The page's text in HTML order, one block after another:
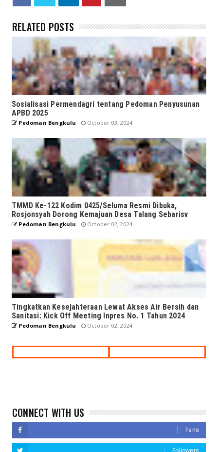
RELATED POSTS
Sosialisasi Permendagri tentang Pedoman Penyusunan
APBD 2025
Pedoman Bengkulu October 03, 2024
TMMD Ke-122 Kodim 0425/Seluma Resmi Dibuka,
Rosjonsyah Dorong Kemajuan Desa Talang Sebarisv
Pedoman Bengkulu October 02, 2024
Tingkatkan Kesejahteraan Lewat Akses Air Bersih dan
Sanitasi: Kick Off Meeting Inpres No. 1 Tahun 2024
Pedoman Bengkulu October 02, 2024
CONNECT WITH US
Fans
Followers